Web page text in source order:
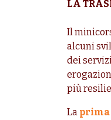
LA
Il
alcuni
dei
più
La prima